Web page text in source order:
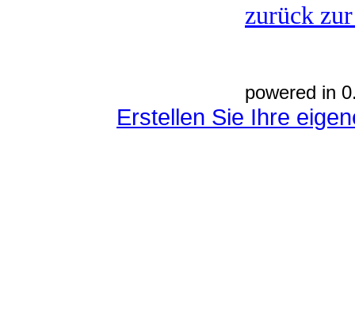
zurück
powered in
Erstellen Sie Ihre